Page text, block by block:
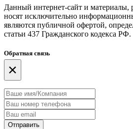
Данный интернет-сайт и материалы,
носят исключительно
являются публичной офертой,
статьи 437 Гражданского кодекса РФ.
Обратная связь
×
Отправить